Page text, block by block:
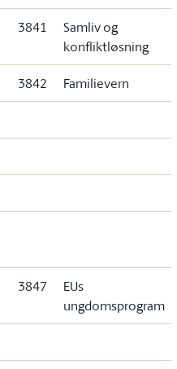
3841
Samliv og
konfliktløsning
3842 Familievern
3847
EUs
ungdomsprogram